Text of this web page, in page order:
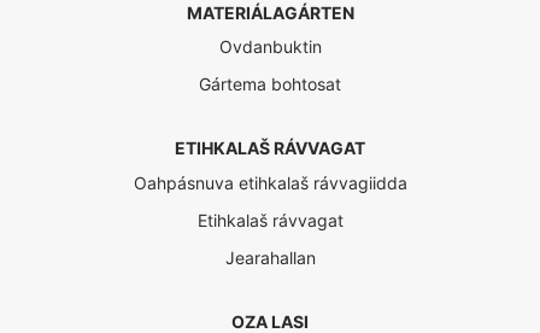
MATERIÁLAGÁRTEN
Ovdanbuktin
Gártema bohtosat
ETIHKALAŠ RÁVVAGAT
Oahpásnuva etihkalaš rávvagiidda
Etihkalaš rávvagat
Jearahallan
OZA LASI